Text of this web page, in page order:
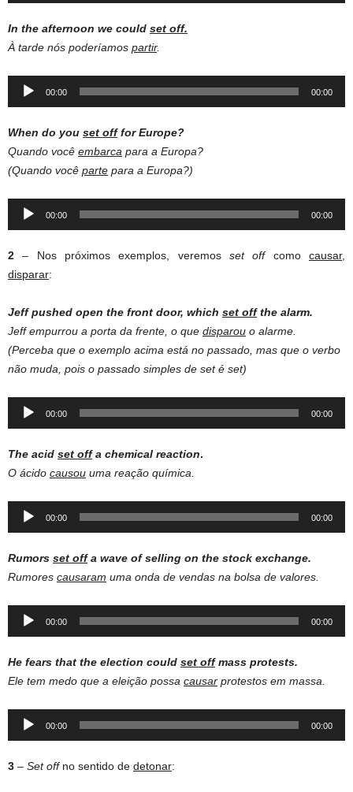
In the afternoon we could set off.
À tarde nós poderíamos partir.
Audio
00:00 00:00
When do you set offfor Europe?
Quando você embarca para a Europa?
(Quando você parte para a Europa?)
Audio
00:00 00:00
2 – Nos próximos exemplos, veremos set off comocausar,
disparar:
Jeffpushed open the front door, which set offthe alarm.
Jeff empurrou a porta da frente, o que disparou o alarme.
(Perceba que o exemplo acima está no passado, mas que o verbo
não muda, pois o passado simples de set é set)
Audio
00:00 00:00
The acid set offa chemical reaction.
O ácido causou uma reação química.
Audio
00:00 00:00
Rumors set offa wave of selling on the stock exchange.
Rumores causaram uma onda de vendas na bolsa de valores.
Audio
00:00 00:00
He fears that the election could set off mass protests.
Ele tem medo que a eleição possa causar protestos em massa.
Audio
00:00 00:00
3 – Set off no sentido de detonar: